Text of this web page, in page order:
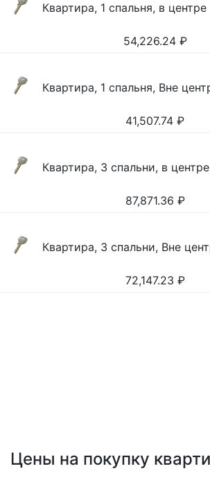
Квартира, 1 спальня, в
54,226.24 ₽
Квартира, 1 спальня, Вне
41,507.74 ₽
Квартира, 3 спальни, в
87,871.36 ₽
Квартира, 3 спальни, Вне
72,147.23 ₽
Цены на покупку